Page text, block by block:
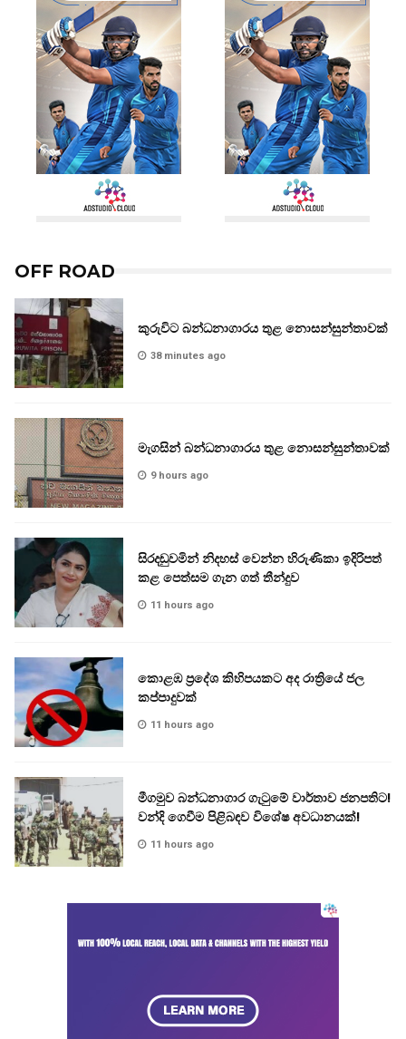
OFF ROAD
කුරුවිට බන්ධනාගාරය තුළ නොසන්සුන්තාවක්
38 minutes ago
මැගසින් බන්ධනාගාරය තුළ නොසන්සුන්තාවක්
9 hours ago
සිරදඬුවමින් නිදහස් වෙන්න හිරුණිකා ඉදිරිපත්
කළ පෙත්සම ගැන ගත් තීන්දුව
11 hours ago
කොළඹ ප්‍රදේශ කිහිපයකට අද රාත්‍රියේ ජල
කප්පාදුවක්
11 hours ago
මීගමුව බන්ධනාගාර ගැටුමේ වාර්තාව ජනපතිට!
වන්දි ගෙවීම පිළිබඳව විශේෂ අවධානයක්!
11 hours ago